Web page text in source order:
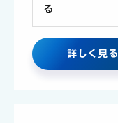
る
詳しく見る